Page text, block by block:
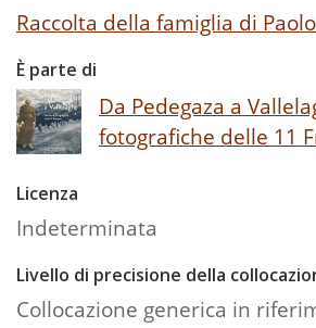
Raccolta della famiglia di
È parte di
Da Pedegaza a
fotografiche delle 11
Licenza
Indeterminata
Livello di precisione della
Collocazione generica in